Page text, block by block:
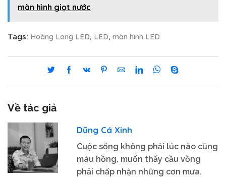
màn hình giọt nước
Tags: Hoàng Long LED, LED, màn hình LED
Về tác giả
Dũng Cá Xinh
Cuộc sống không phải lúc nào cũng
màu hồng, muốn thấy cầu vồng
phải chấp nhận những cơn mưa.